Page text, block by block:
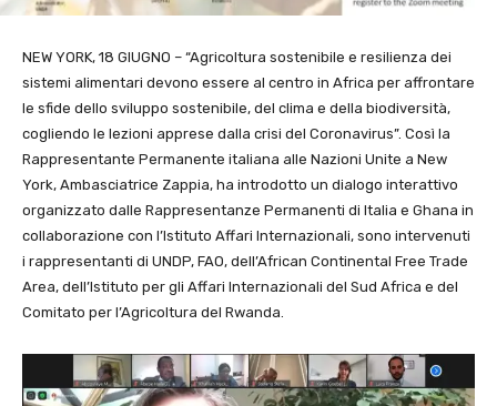
NEW YORK, 18 GIUGNO – “Agricoltura sostenibile e resilienza dei
sistemi alimentari devono essere al centro in Africa per affrontare
le sfide dello sviluppo sostenibile, del clima e della biodiversità,
cogliendo le lezioni apprese dalla crisi del Coronavirus”. Così la
Rappresentante Permanente italiana alle Nazioni Unite a New
York, Ambasciatrice Zappia, ha introdotto un dialogo interattivo
organizzato dalle Rappresentanze Permanenti di Italia e Ghana in
collaborazione con l’Istituto Affari Internazionali, sono intervenuti
i rappresentanti di UNDP, FAO, dell’African Continental Free Trade
Area, dell’Istituto per gli Affari Internazionali del Sud Africa e del
Comitato per l’Agricoltura del Rwanda.